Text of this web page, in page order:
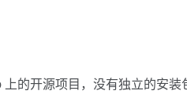
的开源项目，没有独立的安